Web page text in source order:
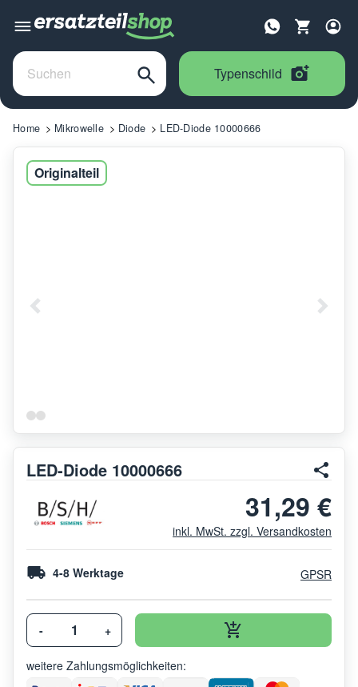
Typenschild
Home Mikrowelle Diode LED-Diode 10000666
Originalteil
LED-Diode 10000666
31,29 €
inkl. MwSt. zzgl. Versandkosten
4-8 Werktage GPSR
- +
weitere Zahlungsmöglichkeiten: